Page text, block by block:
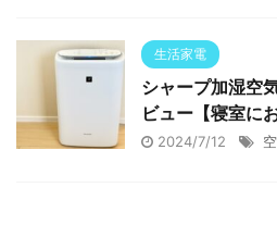
生活家電
シャープ加湿空
ビュー【寝室に
2024/7/12